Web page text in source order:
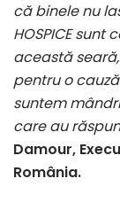
că binele nu
HOSPICE
această
pentru o
suntem
care au
Damour,
România.